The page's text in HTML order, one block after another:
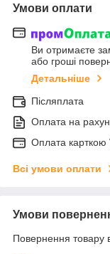
Умови оплати
Ви отримаєте
або гроші
Детальніше
Післяплата
Оплата на
Оплата
Всі умови оплати
Умови
Повернення товару